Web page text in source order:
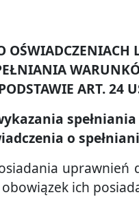
ART. 24
o
uprawnień
ich